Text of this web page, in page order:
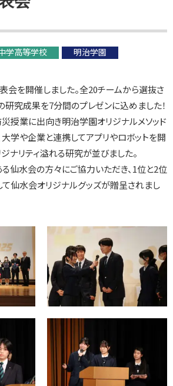
学高等学校 明治学園
会を開催しました。全20チームから選抜さ
究成果を7分間のプレゼンに込めました！
授業に出向き明治学園オリジナルメソッド
大学や企業と連携してアプリやロボットを開
ナリティ溢れる研究が並びました。
仙水会の方々にご協力いただき、1位と2位
て仙水会オリジナルグッズが贈呈されまし